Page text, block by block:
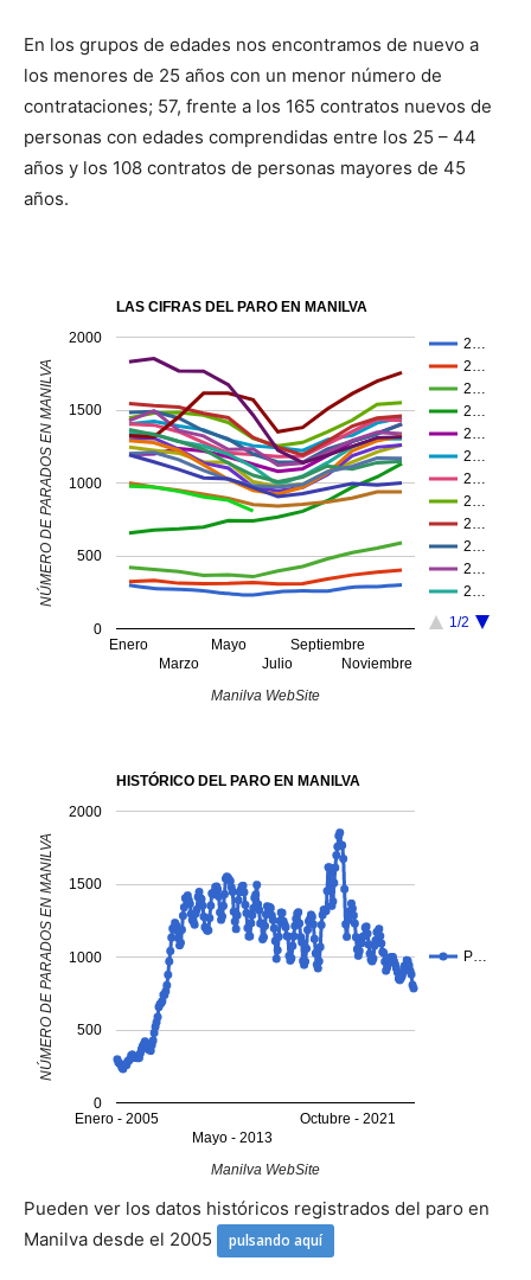
En los grupos de edades nos encontramos de nuevo a
los menores de 25 años con un menor número de
contrataciones; 57, frente a los 165 contratos nuevos de
personas con edades comprendidas entre los 25 – 44
años y los 108 contratos de personas mayores de 45
años.
LAS CIFRAS DEL PARO EN MANILVA
2…
2…
2…
2…
2…
2…
2…
2…
2…
2…
2…
2…
1/2
Enero
Marzo
Mayo
Julio
Septiembre
Noviembre
0
500
1000
1500
2000
Manilva WebSite
NÚMERO DE PARADOS EN MANILVA
HISTÓRICO DEL PARO EN MANILVA
P…
Enero - 2005
Mayo - 2013
Octubre - 2021
0
500
1000
1500
2000
Manilva WebSite
NÚMERO DE PARADOS EN MANILVA
Pueden ver los datos históricos registrados del paro en
Manilva desde el 2005
pulsando aquí